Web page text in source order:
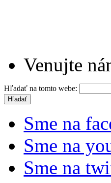
Venujte
Hľadať na tomto webe:
Sme na
Sme na
Sme na